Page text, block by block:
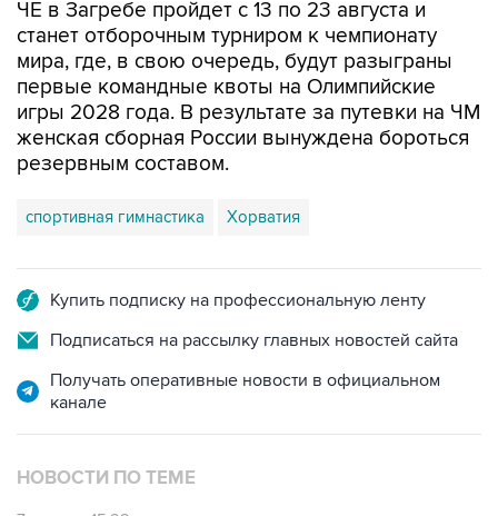
мира, где, в свою очередь, будут разыграны
первые командные квоты на Олимпийские
игры 2028 года. В результате за путевки на ЧМ
женская сборная России вынуждена бороться
резервным составом.
спортивная гимнастика Хорватия
Подписаться на рассылку главных новостей сайта
Получать оперативные новости в официальном
канале
НОВОСТИ ПО ТЕМЕ
7 августа 15:22